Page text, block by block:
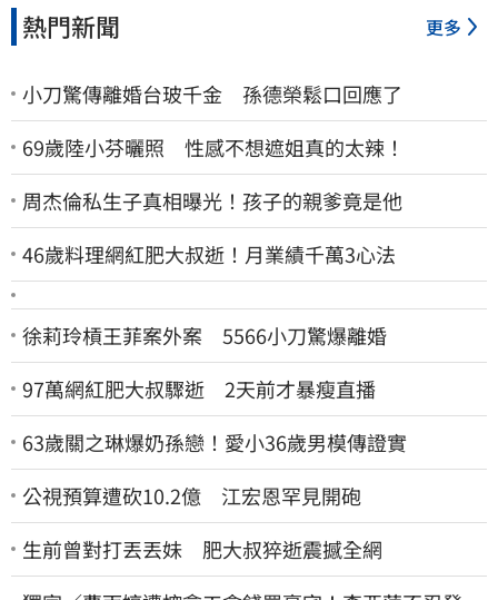
熱門新聞 更多
小刀驚傳離婚台玻千金 孫德榮鬆口回應了
69歲陸小芬曬照 性感不想遮姐真的太辣！
周杰倫私生子真相曝光！孩子的親爹竟是他
46歲料理網紅肥大叔逝！月業績千萬3心法
徐莉玲槓王菲案外案 5566小刀驚爆離婚
97萬網紅肥大叔驟逝 2天前才暴瘦直播
63歲關之琳爆奶孫戀！愛小36歲男模傳證實
公視預算遭砍10.2億 江宏恩罕見開砲
生前曾對打丟丟妹 肥大叔猝逝震撼全網